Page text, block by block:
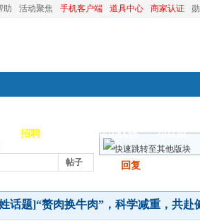
助 活动聚焦 手机客户端 道具中心 商家认证
招聘 昆山优选 小红娘
帖子
回复
话题]“赘肉换牛肉”，科学减重，共赴